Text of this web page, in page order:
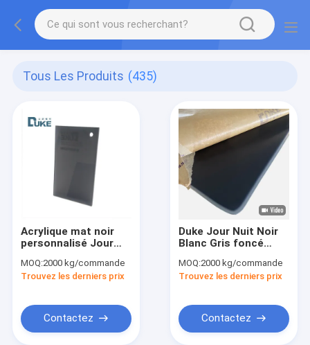
Tous Les Produits (435)
Acrylique mat noir
personnalisé Jour
Affichage publicitaire
MOQ:2000 kg/commande
Trouvez les derniers prix
Contactez
Duke Jour Nuit Noir
Blanc Gris foncé
pour l'affichage
publicitaire
MOQ:2000 kg/commande
Trouvez les derniers prix
Contactez